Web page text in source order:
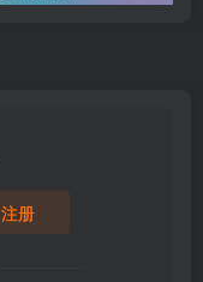
注册